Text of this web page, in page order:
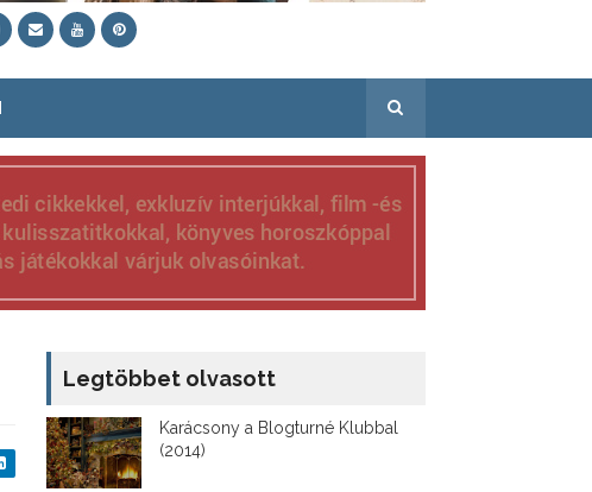
Legtöbbet olvasott
Karácsony a Blogturné Klubbal
(2014)